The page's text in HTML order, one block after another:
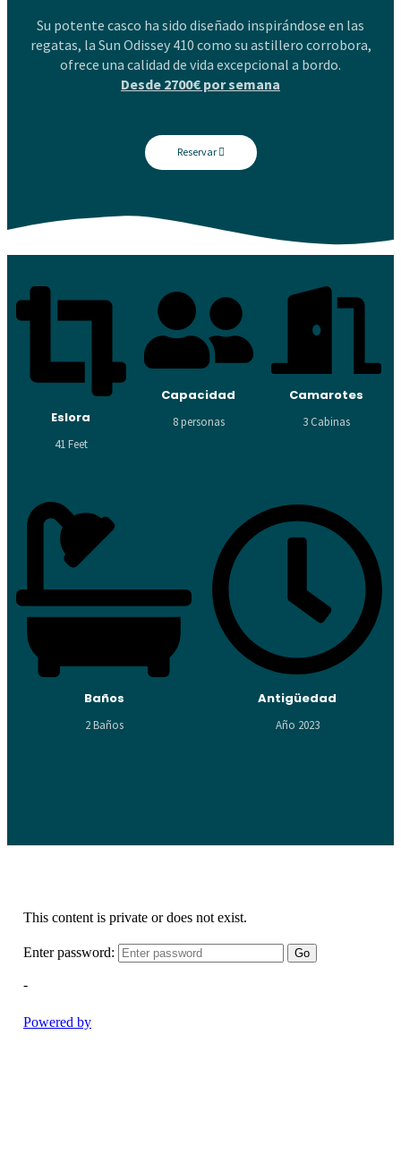
Su potente casco ha sido diseñado inspirándose en las
regatas, la Sun Odissey 410 como su astillero corrobora,
ofrece una calidad de vida excepcional a bordo.
Desde 2700€ por semana
Reservar
Eslora
41 Feet
Capacidad
8 personas
Camarotes
3 Cabinas
Baños
2 Baños
Antigüedad
Año 2023